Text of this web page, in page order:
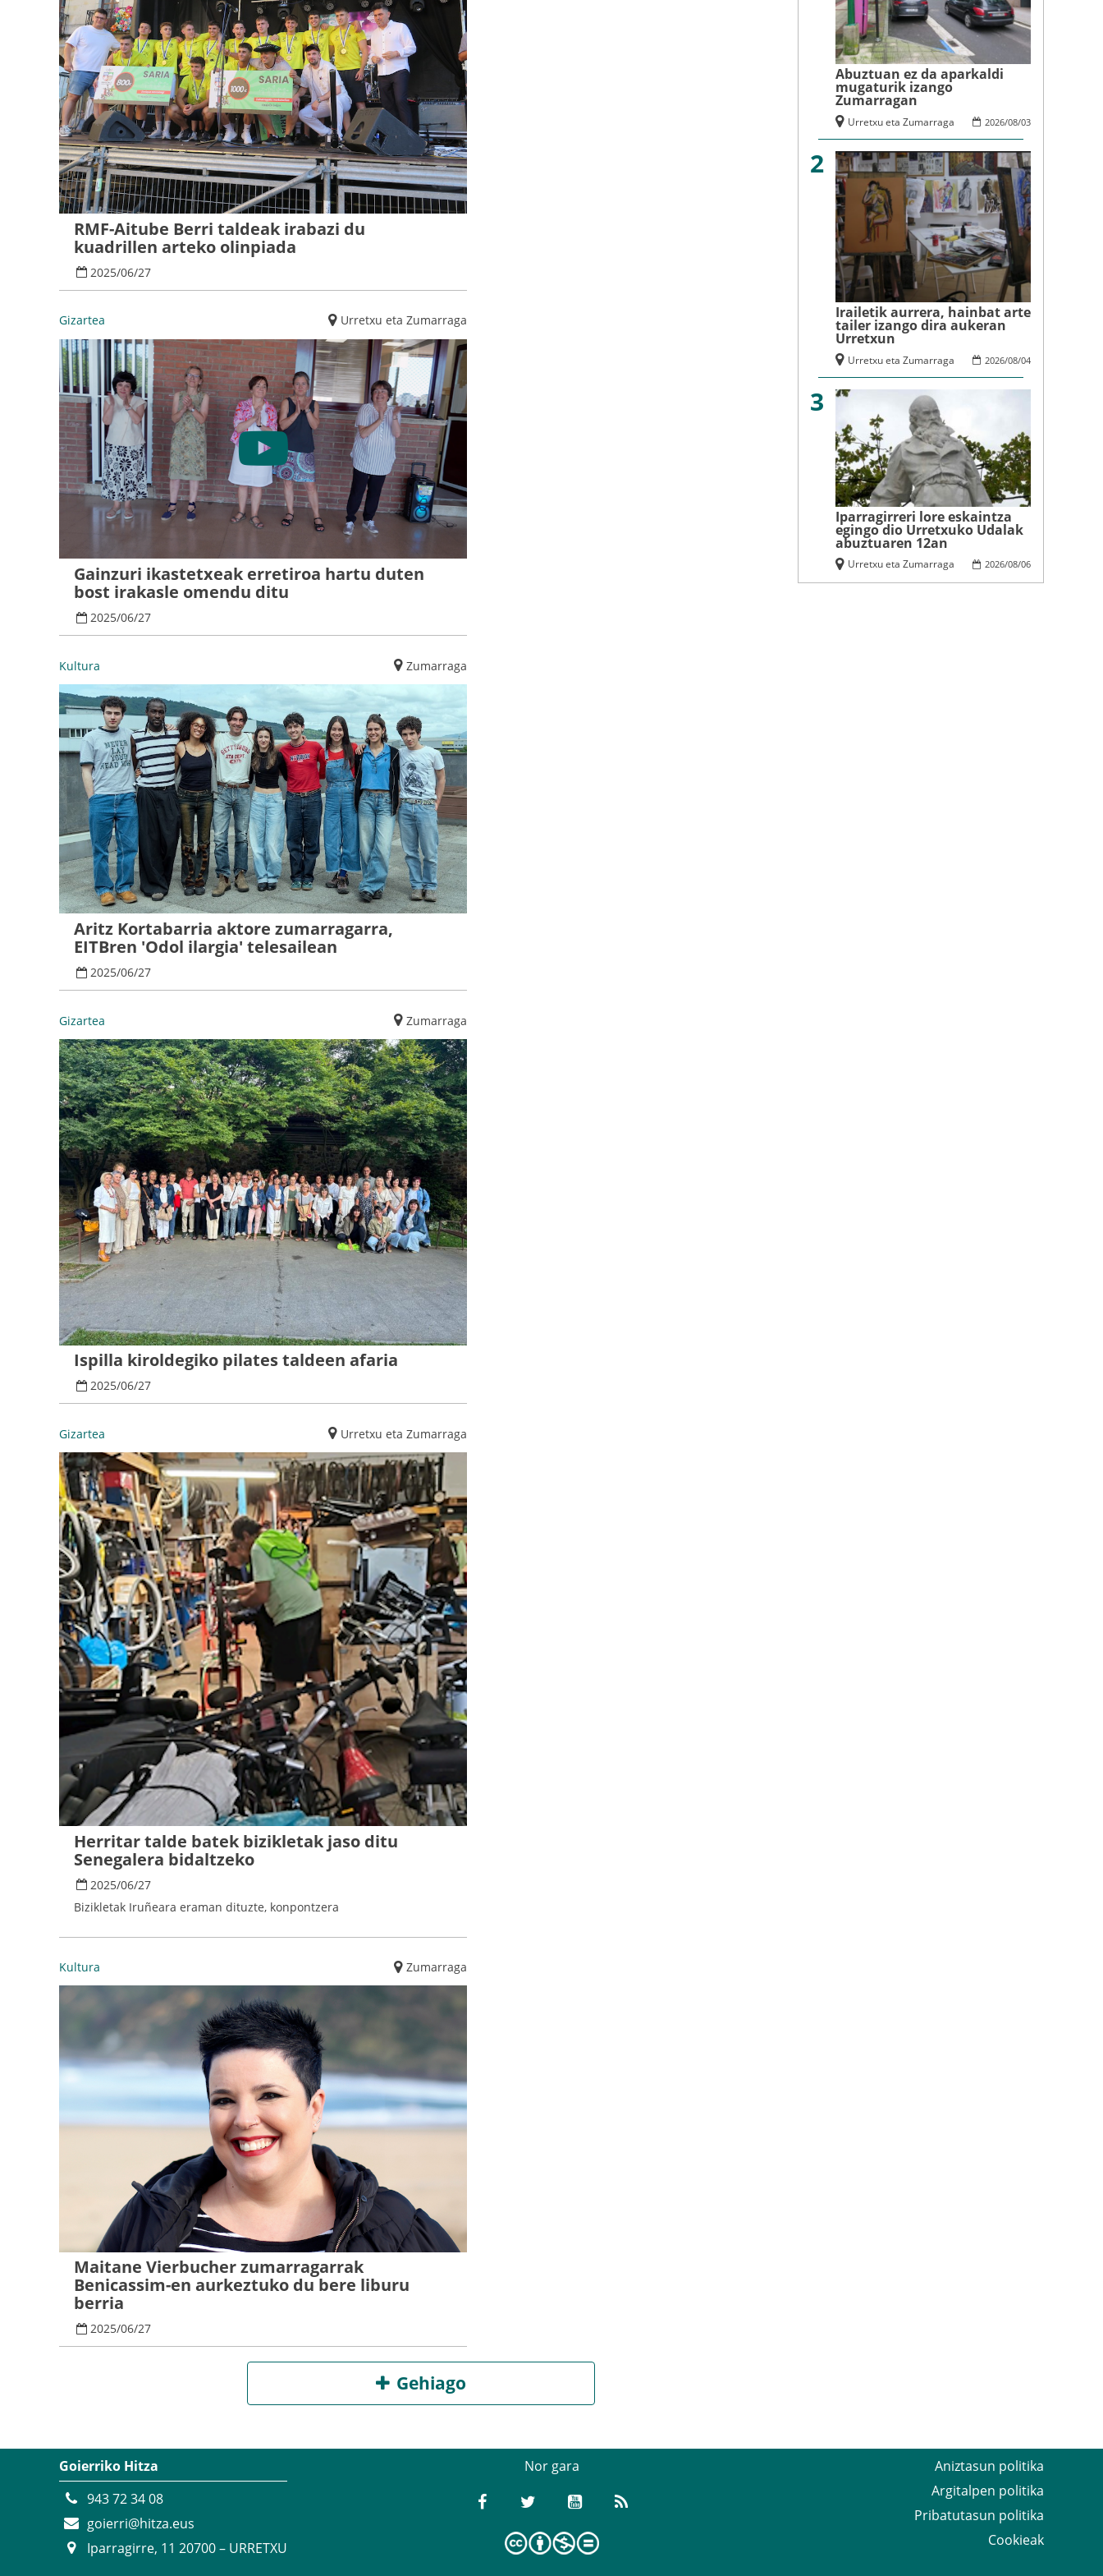
RMF-Aitube Berri taldeak irabazi du
kuadrillen arteko olinpiada
2025/06/27
Gizartea Urretxu eta Zumarraga
Gainzuri ikastetxeak erretiroa hartu duten
bost irakasle omendu ditu
2025/06/27
Kultura Zumarraga
Aritz Kortabarria aktore zumarragarra,
EITBren 'Odol ilargia' telesailean
2025/06/27
Gizartea Zumarraga
Ispilla kiroldegiko pilates taldeen afaria
2025/06/27
Gizartea Urretxu eta Zumarraga
Herritar talde batek bizikletak jaso ditu
Senegalera bidaltzeko
2025/06/27
Bizikletak Iruñeara eraman dituzte, konpontzera
Kultura Zumarraga
Maitane Vierbucher zumarragarrak
Benicassim-en aurkeztuko du bere liburu
berria
2025/06/27
Gehiago
Abuztuan ez da aparkaldi
mugaturik izango
Zumarragan
2026/08/03
Urretxu eta Zumarraga
2
Irailetik aurrera, hainbat arte
tailer izango dira aukeran
Urretxun
2026/08/04
Urretxu eta Zumarraga
3
Iparragirreri lore eskaintza
egingo dio Urretxuko Udalak
abuztuaren 12an
2026/08/06
Urretxu eta Zumarraga
Goierriko Hitza
943 72 34 08
goierri@hitza.eus
Iparragirre, 11 20700 – URRETXU
Nor gara
Aniztasun politika
Argitalpen politika
Pribatutasun politika
Cookieak